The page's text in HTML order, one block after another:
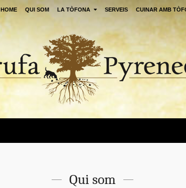
HOME QUI SOM LA TÒFONA SERVEIS CUINAR AMB
Qui som